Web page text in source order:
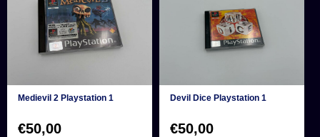
Medievil 2 Playstation 1
€50,00
Devil Dice Playstation 1
€50,00